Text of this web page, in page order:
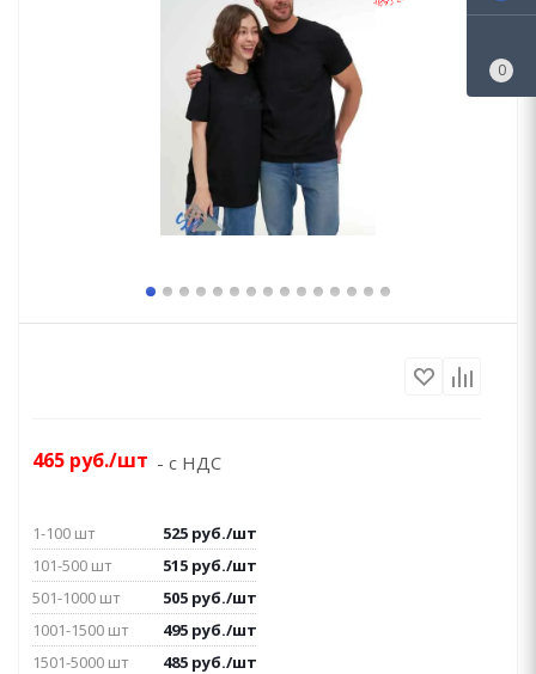
465 руб./шт - с НДС
1-100 шт 525 руб./шт
101-500 шт
515 руб./шт
501-1000 шт
505 руб./шт
1001-1500 шт
495 руб./шт
1501-5000 шт
485 руб./шт
0